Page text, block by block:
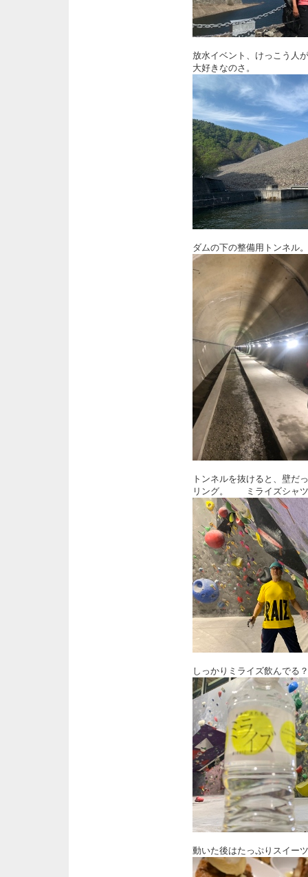
放水イベント、けっこう
大好きなのさ。
ダムの下の整備用トンネ
トンネルを抜けると、壁
リング。 ミライズシャツ
しっかりミライズ飲んでる？
動いた後はたっぷりスイー